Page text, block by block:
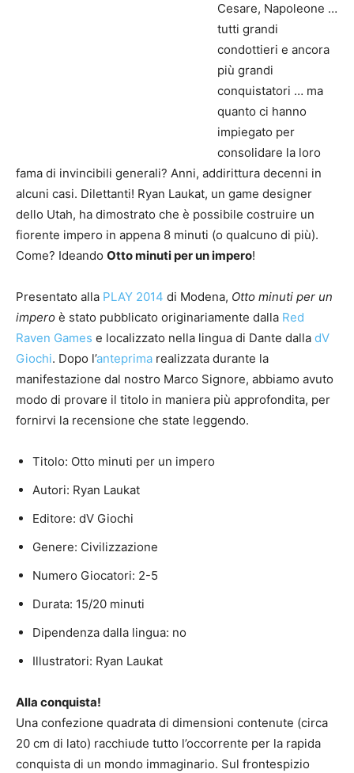
Cesare, Napoleone …
tutti grandi
condottieri e ancora
più grandi
conquistatori … ma
quanto ci hanno
impiegato per
consolidare la loro
fama di invincibili generali? Anni, addirittura decenni in
alcuni casi. Dilettanti! Ryan Laukat, un game designer
dello Utah, ha dimostrato che è possibile costruire un
fiorente impero in appena 8 minuti (o qualcuno di più).
Come? Ideando Otto minuti per un impero!
Presentato alla PLAY 2014 di Modena, Otto minuti per un
impero è stato pubblicato originariamente dalla Red
Raven Games e localizzato nella lingua di Dante dalla dV
Giochi. Dopo l’anteprima realizzata durante la
manifestazione dal nostro Marco Signore, abbiamo avuto
modo di provare il titolo in maniera più approfondita, per
fornirvi la recensione che state leggendo.
Titolo: Otto minuti per un impero
Autori: Ryan Laukat
Editore: dV Giochi
Genere: Civilizzazione
Numero Giocatori: 2-5
Durata: 15/20 minuti
Dipendenza dalla lingua: no
Illustratori: Ryan Laukat
Alla conquista!
Una confezione quadrata di dimensioni contenute (circa
20 cm di lato) racchiude tutto l’occorrente per la rapida
conquista di un mondo immaginario. Sul frontespizio